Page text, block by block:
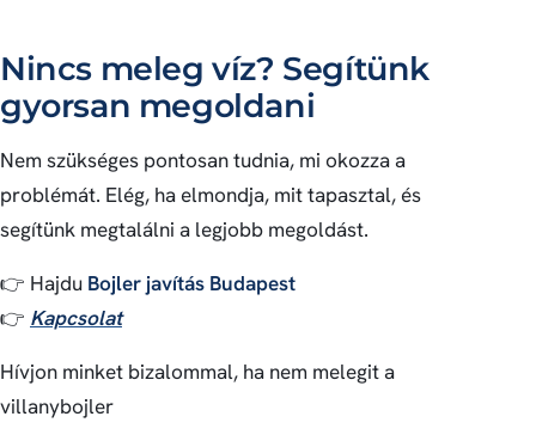
Nincs meleg víz? Segítünk
gyorsan megoldani
Nem szükséges pontosan tudnia, mi okozza a
problémát. Elég, ha elmondja, mit tapasztal, és
segítünk megtalálni a legjobb megoldást.
👉 Hajdu Bojler javítás Budapest
👉 Kapcsolat
Hívjon minket bizalommal, ha nem melegit a
villanybojler